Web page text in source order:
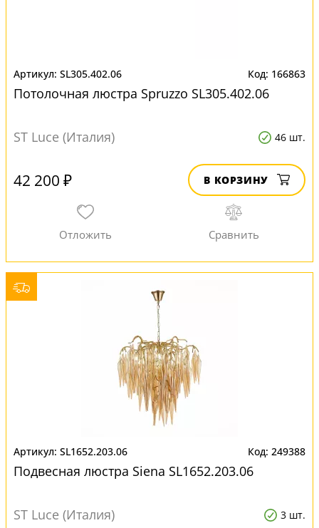
SL305.402.06 166863
Потолочная люстра Spruzzo SL305.402.06
ST Luce (Италия) 46 шт.
42 200 ₽ В КОРЗИНУ
SL1652.203.06 249388
Подвесная люстра Siena SL1652.203.06
ST Luce (Италия) 3 шт.